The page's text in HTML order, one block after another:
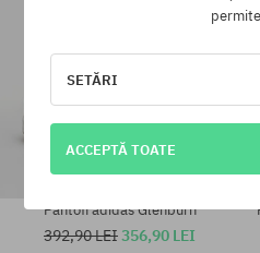
Pantofi adidas Glenburn
392,90 LEI356,90 LEI
SETĂRI
ACCEPTĂ TOATE